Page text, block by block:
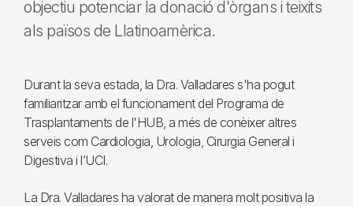
objectiu potenciar la donació d'òrgans i teixits
als països de Llatinoamèrica.
Durant la seva estada, la Dra. Valladares s'ha pogut
familiaritzar amb el funcionament del Programa de
Trasplantaments de l'HUB, a més de conèixer altres
serveis com Cardiologia, Urologia, Cirurgia General i
Digestiva i l’UCI.
La Dra. Valladares ha valorat de manera molt positiva la